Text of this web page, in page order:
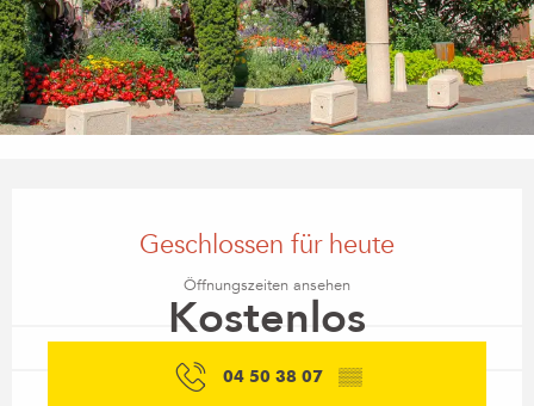
Geschlossen für heute
Öffnungszeiten ansehen
Kostenlos
04 50 38 07 ▒▒